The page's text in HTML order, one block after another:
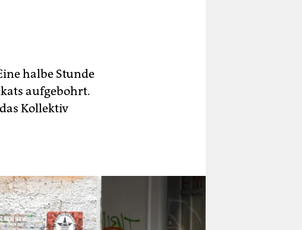
halbe Stunde
aufgebohrt.
Kollektiv